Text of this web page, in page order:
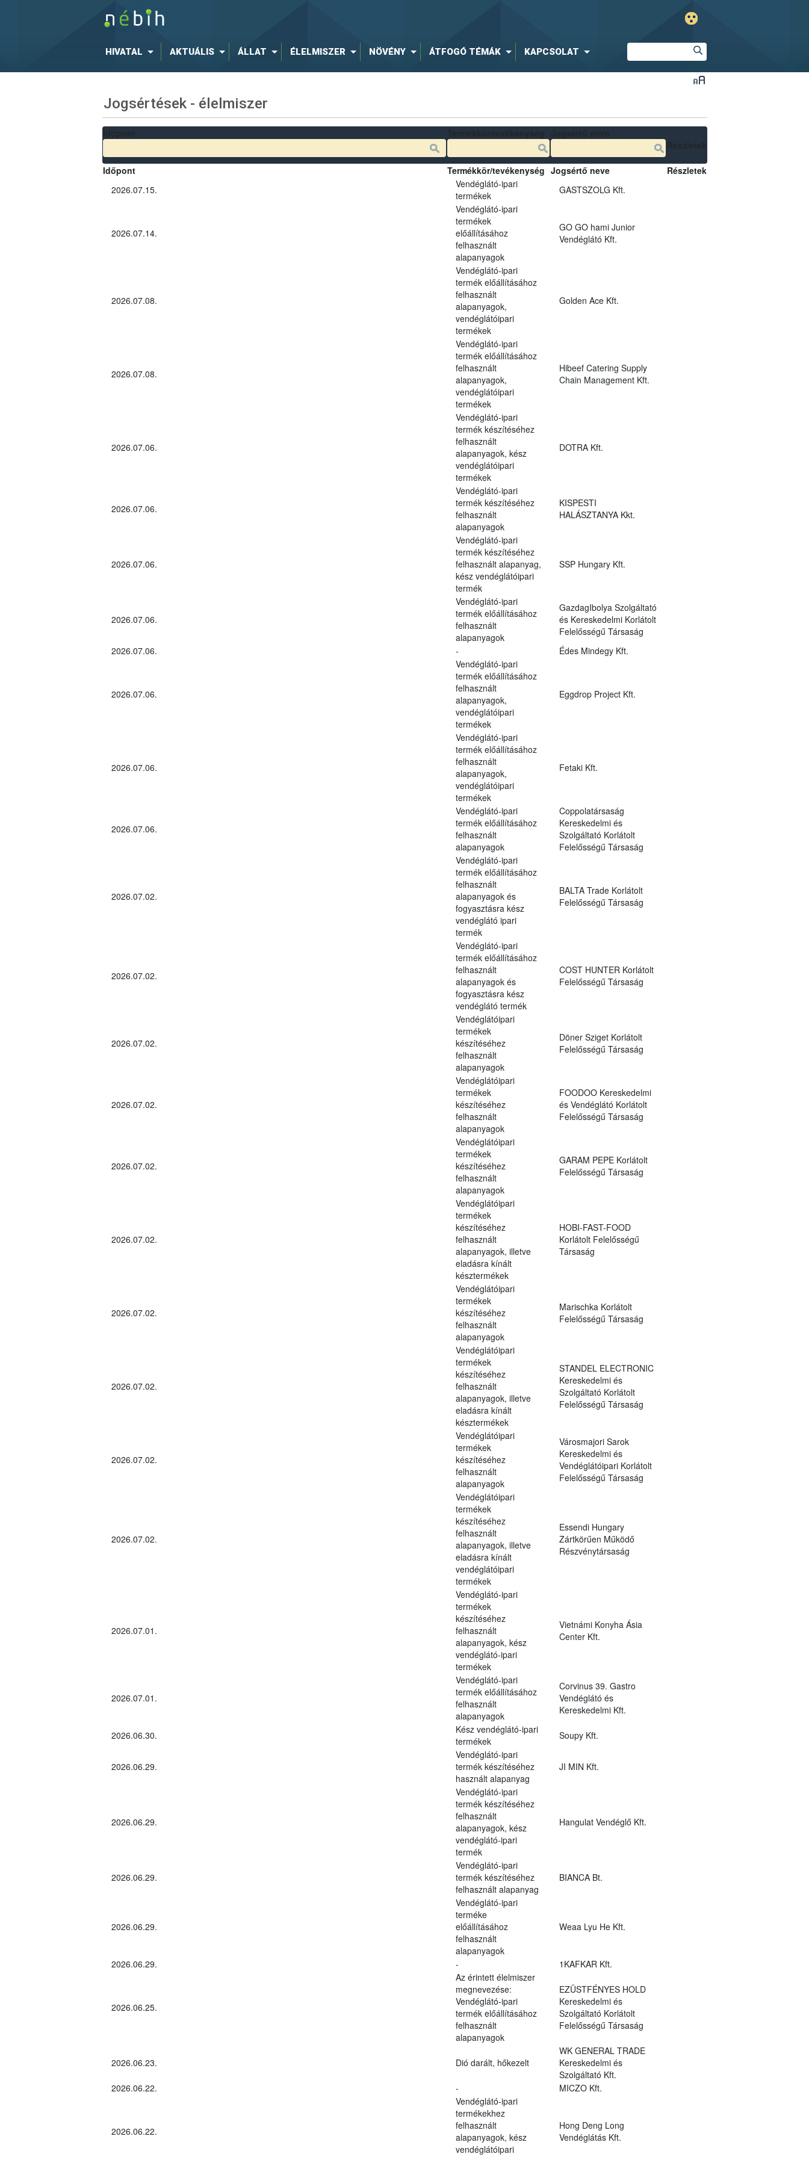
HIVATAL AKTUÁLIS ÁLLAT ÉLELMISZER NÖVÉNY ÁTFOGÓ TÉMÁK KAPCSOLAT
Jogsértések - élelmiszer
Időpont Termékkör/tevékenység Jogsértő neve
Részletek
2026.07.15.
Vendéglátó-ipari
termékek
GASTSZOLG Kft.
2026.07.14.
Vendéglátó-ipari
termékek
előállításához
felhasznált
alapanyagok
GO GO hami Junior
Vendéglátó Kft.
2026.07.08.
Vendéglátó-ipari
termék előállításához
felhasznált
alapanyagok,
vendéglátóipari
termékek
Golden Ace Kft.
2026.07.08.
Vendéglátó-ipari
termék előállításához
felhasznált
alapanyagok,
vendéglátóipari
termékek
Hibeef Catering Supply
Chain Management Kft.
2026.07.06.
Vendéglátó-ipari
termék készítéséhez
felhasznált
alapanyagok, kész
vendéglátóipari
termékek
DOTRA Kft.
2026.07.06.
Vendéglátó-ipari
termék készítéséhez
felhasznált
alapanyagok
KISPESTI
HALÁSZTANYA Kkt.
2026.07.06.
Vendéglátó-ipari
termék készítéséhez
felhasznált alapanyag,
kész vendéglátóipari
termék
SSP Hungary Kft.
2026.07.06.
Vendéglátó-ipari
termék előállításához
felhasznált
alapanyagok
GazdagIbolya Szolgáltató
és Kereskedelmi Korlátolt
Felelősségű Társaság
2026.07.06.
- Édes Mindegy Kft.
2026.07.06.
Vendéglátó-ipari
termék előállításához
felhasznált
alapanyagok,
vendéglátóipari
termékek
Eggdrop Project Kft.
2026.07.06.
Vendéglátó-ipari
termék előállításához
felhasznált
alapanyagok,
vendéglátóipari
termékek
Fetaki Kft.
2026.07.06.
Vendéglátó-ipari
termék előállításához
felhasznált
alapanyagok
Coppolatársaság
Kereskedelmi és
Szolgáltató Korlátolt
Felelősségű Társaság
2026.07.02.
Vendéglátó-ipari
termék előállításához
felhasznált
alapanyagok és
fogyasztásra kész
vendéglátó ipari
termék
BALTA Trade Korlátolt
Felelősségű Társaság
2026.07.02.
Vendéglátó-ipari
termék előállításához
felhasznált
alapanyagok és
fogyasztásra kész
vendéglátó termék
COST HUNTER Korlátolt
Felelősségű Társaság
2026.07.02.
Vendéglátóipari
termékek
készítéséhez
felhasznált
alapanyagok
Döner Sziget Korlátolt
Felelősségű Társaság
2026.07.02.
Vendéglátóipari
termékek
készítéséhez
felhasznált
alapanyagok
FOODOO Kereskedelmi
és Vendéglátó Korlátolt
Felelősségű Társaság
2026.07.02.
Vendéglátóipari
termékek
készítéséhez
felhasznált
alapanyagok
GARAM PEPE Korlátolt
Felelősségű Társaság
2026.07.02.
Vendéglátóipari
termékek
készítéséhez
felhasznált
alapanyagok, illetve
eladásra kínált
késztermékek
HOBI-FAST-FOOD
Korlátolt Felelősségű
Társaság
2026.07.02.
Vendéglátóipari
termékek
készítéséhez
felhasznált
alapanyagok
Marischka Korlátolt
Felelősségű Társaság
2026.07.02.
Vendéglátóipari
termékek
készítéséhez
felhasznált
alapanyagok, illetve
eladásra kínált
késztermékek
STANDEL ELECTRONIC
Kereskedelmi és
Szolgáltató Korlátolt
Felelősségű Társaság
2026.07.02.
Vendéglátóipari
termékek
készítéséhez
felhasznált
alapanyagok
Városmajori Sarok
Kereskedelmi és
Vendéglátóipari Korlátolt
Felelősségű Társaság
2026.07.02.
Vendéglátóipari
termékek
készítéséhez
felhasznált
alapanyagok, illetve
eladásra kínált
vendéglátóipari
termékek
Essendi Hungary
Zártkörűen Működő
Részvénytársaság
2026.07.01.
Vendéglátó-ipari
termékek
készítéséhez
felhasznált
alapanyagok, kész
vendéglátó-ipari
termékek
Vietnámi Konyha Ásia
Center Kft.
2026.07.01.
Vendéglátó-ipari
termék előállításához
felhasznált
alapanyagok
Corvinus 39. Gastro
Vendéglátó és
Kereskedelmi Kft.
2026.06.30.
Kész vendéglátó-ipari
termékek
Soupy Kft.
2026.06.29.
Vendéglátó-ipari
termék készítéséhez
használt alapanyag
JI MIN Kft.
2026.06.29.
Vendéglátó-ipari
termék készítéséhez
felhasznált
alapanyagok, kész
vendéglátó-ipari
termék
Hangulat Vendéglő Kft.
2026.06.29.
Vendéglátó-ipari
termék készítéséhez
felhasznált alapanyag
BIANCA Bt.
2026.06.29.
Vendéglátó-ipari
terméke
előállításához
felhasznált
alapanyagok
Weaa Lyu He Kft.
2026.06.29. - 1KAFKAR Kft.
2026.06.25.
Az érintett élelmiszer
megnevezése:
Vendéglátó-ipari
termék előállításához
felhasznált
alapanyagok
EZÜSTFÉNYES HOLD
Kereskedelmi és
Szolgáltató Korlátolt
Felelősségű Társaság
2026.06.23. Dió darált, hőkezelt
WK GENERAL TRADE
Kereskedelmi és
Szolgáltató Kft.
2026.06.22.
- MICZO Kft.
2026.06.22.
Vendéglátó-ipari
termékekhez
felhasznált
alapanyagok, kész
vendéglátóipari
Hong Deng Long
Vendéglátás Kft.